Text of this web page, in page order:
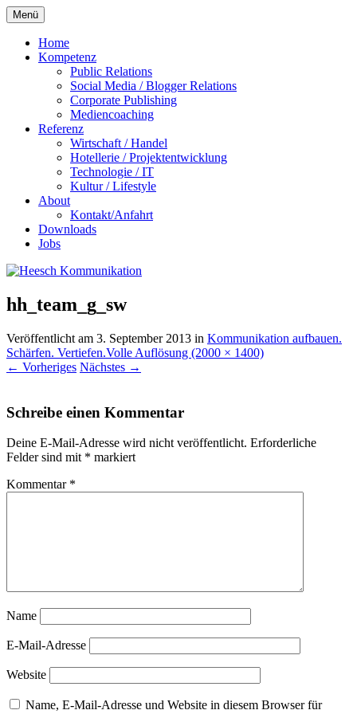
Menü Zum
Inhalt
springen
Home
Kompetenz
Public Relations
Social Media / Blogger Relations
Corporate Publishing
Mediencoaching
Referenz
Wirtschaft / Handel
Hotellerie / Projektentwicklung
Technologie / IT
Kultur / Lifestyle
About
Kontakt/Anfahrt
Downloads
Jobs
hh_team_g_sw
Veröffentlicht am 3. September 2013 in Kommunikation aufbauen.
Schärfen. Vertiefen.Volle Auflösung (2000 × 1400)
← Vorheriges Nächstes →
Schreibe einen Kommentar
Deine E-Mail-Adresse wird nicht veröffentlicht. Erforderliche
Felder sind mit * markiert
Kommentar *
Name
E-Mail-Adresse
Website
Name, E-Mail-Adresse und Website in diesem Browser für